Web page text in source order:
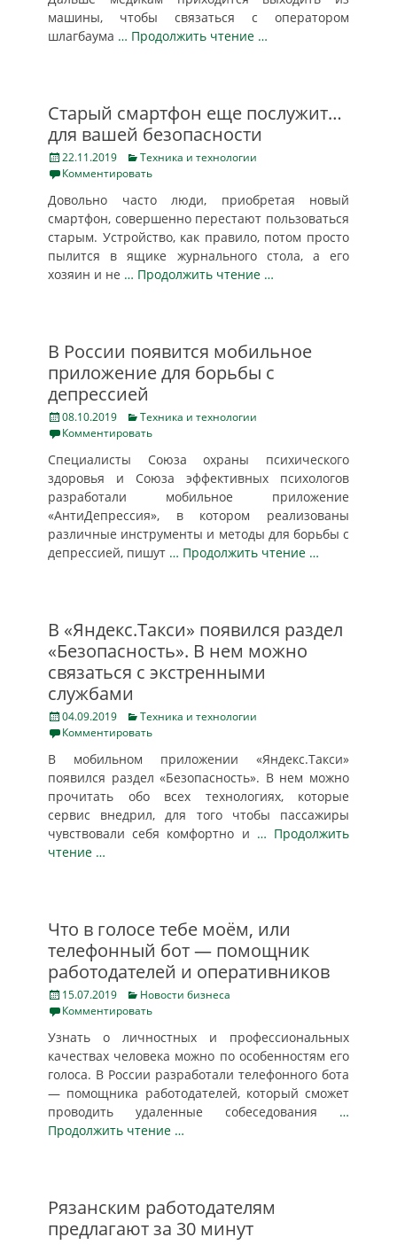
машины, чтобы связаться с оператором
шлагбаума … Продолжить чтение …
Старый смартфон еще послужит…
для вашей безопасности
Posted
on
22.11.2019 Categories
Техника и технологии
Комментировать
Довольно часто люди, приобретая новый
смартфон, совершенно перестают пользоваться
старым. Устройство, как правило, потом просто
пылится в ящике журнального стола, а его
хозяин и не … Продолжить чтение …
В России появится мобильное
приложение для борьбы с
депрессией
Posted
on
08.10.2019 Categories
Техника и технологии
Комментировать
Специалисты Союза охраны психического
здоровья и Союза эффективных психологов
разработали мобильное приложение
«АнтиДепрессия», в котором реализованы
различные инструменты и методы для борьбы с
депрессией, пишут … Продолжить чтение …
В «Яндекс.Такси» появился раздел
«Безопасность». В нем можно
связаться с экстренными
службами
Posted
on
04.09.2019 Categories
Техника и технологии
Комментировать
В мобильном приложении «Яндекс.Такси»
появился раздел «Безопасность». В нем можно
прочитать обо всех технологиях, которые
сервис внедрил, для того чтобы пассажиры
чувствовали себя комфортно и … Продолжить
чтение …
Что в голосе тебе моём, или
телефонный бот — помощник
работодателей и оперативников
Posted
on
15.07.2019 Categories
Новости бизнеса
Комментировать
Узнать о личностных и профессиональных
качествах человека можно по особенностям его
голоса. В России разработали телефонного бота
— помощника работодателей, который сможет
проводить удаленные собеседования …
Продолжить чтение …
Рязанским работодателям
предлагают за 30 минут